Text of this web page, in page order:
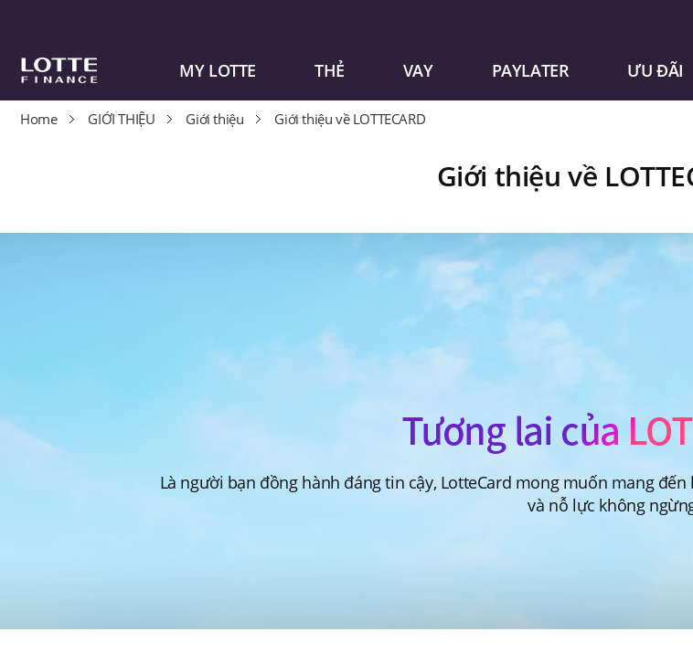
MY LOTTE THẺ VAY PAYLATER ƯU ĐÃI
Home GIỚI THIỆU Giới thiệu Giới thiệu về LOTTECARD
Giới thiệu về
Là người bạn đồng hành đáng tin cậy, LotteCard mong muốn mang
và nỗ lực không